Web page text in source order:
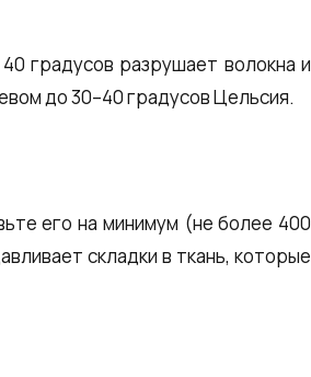
градусов разрушает волокна и
до 30–40 градусов Цельсия.
его на минимум (не более 400
складки в ткань, которые